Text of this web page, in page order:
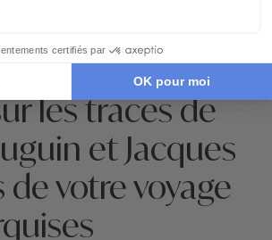
les traces de
et Jacques
de votre voyage